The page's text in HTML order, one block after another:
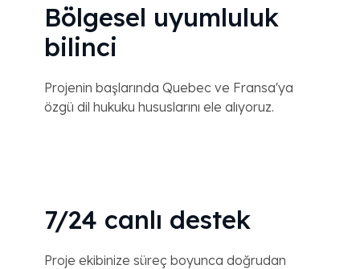
Bölgesel uyumluluk
bilinci
Projenin başlarında Quebec ve Fransa'ya
özgü dil hukuku hususlarını ele alıyoruz.
7/24 canlı destek
Proje ekibinize süreç boyunca doğrudan